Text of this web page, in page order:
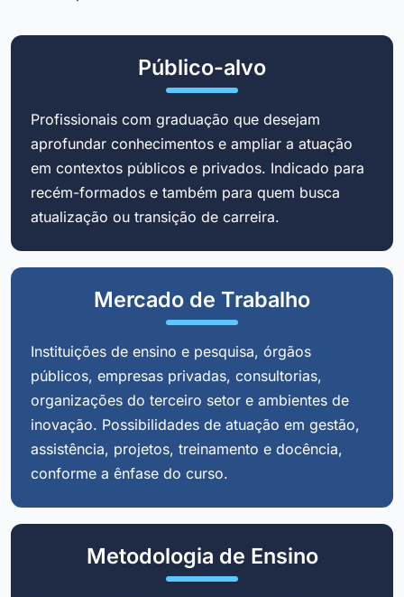
Público-alvo
Profissionais com graduação que desejam
aprofundar conhecimentos e ampliar a atuação
em contextos públicos e privados. Indicado para
recém-formados e também para quem busca
atualização ou transição de carreira.
Mercado de Trabalho
Instituições de ensino e pesquisa, órgãos
públicos, empresas privadas, consultorias,
organizações do terceiro setor e ambientes de
inovação. Possibilidades de atuação em gestão,
assistência, projetos, treinamento e docência,
conforme a ênfase do curso.
Metodologia de Ensino